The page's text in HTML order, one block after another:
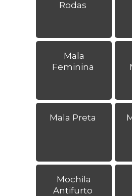
Rodas
Mala
Feminina
Mala Preta
Mochila
Antifurto